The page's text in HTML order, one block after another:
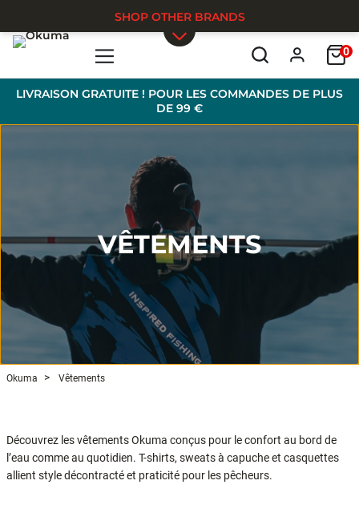
LIVRAISON GRATUITE ! POUR LES COMMANDES DE PLUS
DE 99 €
0
SHOP OTHER BRANDS
VÊTEMENTS
Okuma Vêtements
Découvrez les vêtements Okuma conçus pour le confort au bord de
l’eau comme au quotidien. T-shirts, sweats à capuche et casquettes
allient style décontracté et praticité pour les pêcheurs.